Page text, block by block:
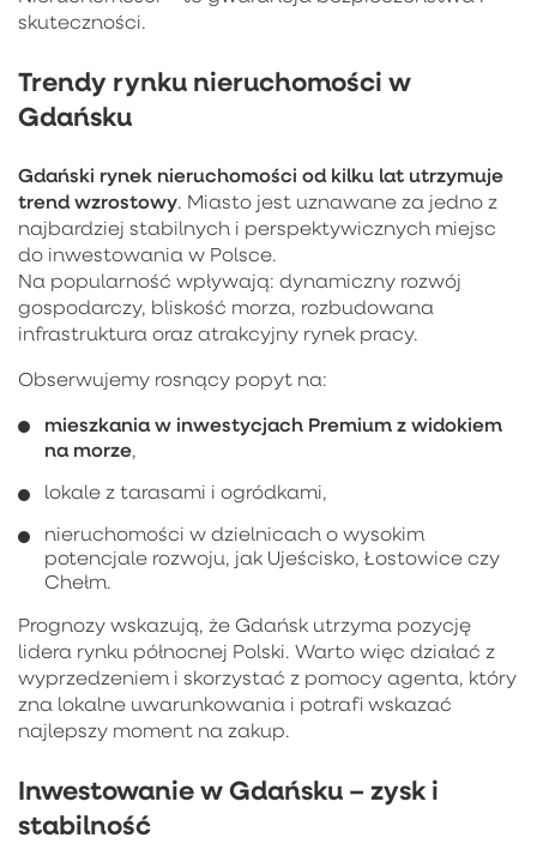
skuteczności.
Trendy rynku nieruchomości w
Gdańsku
Gdański rynek nieruchomości od kilku lat utrzymuje
trend wzrostowy. Miasto jest uznawane za jedno z
najbardziej stabilnych i perspektywicznych miejsc
do inwestowania w Polsce.
Na popularność wpływają: dynamiczny rozwój
gospodarczy, bliskość morza, rozbudowana
infrastruktura oraz atrakcyjny rynek pracy.
Obserwujemy rosnący popyt na:
mieszkania w inwestycjach Premium z widokiem
na morze,
lokale z tarasami i ogródkami,
nieruchomości w dzielnicach o wysokim
potencjale rozwoju, jak Ujeścisko, Łostowice czy
Chełm.
Prognozy wskazują, że Gdańsk utrzyma pozycję
lidera rynku północnej Polski. Warto więc działać z
wyprzedzeniem i skorzystać z pomocy agenta, który
zna lokalne uwarunkowania i potrafi wskazać
najlepszy moment na zakup.
Inwestowanie w Gdańsku – zysk i
stabilność